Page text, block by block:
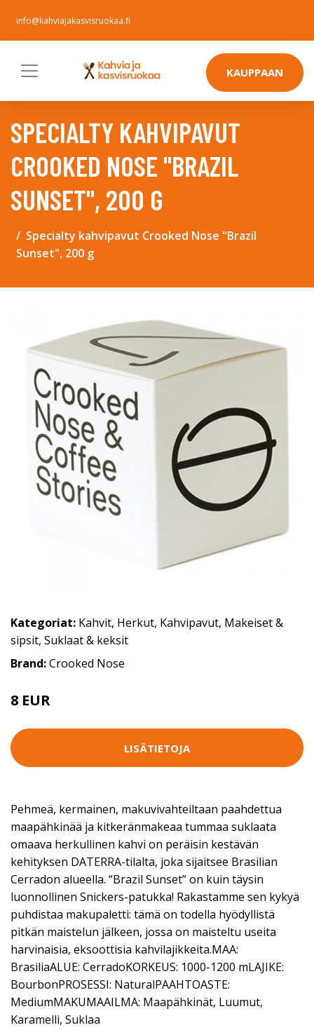
info@kahviajakasvisruokaa.fi
KAUPPAAN
SPECIALTY KAHVIPAVUT
CROOKED NOSE "BRAZIL
SUNSET", 200 G
Specialty kahvipavut Crooked Nose "Brazil
Sunset", 200 g
Kategoriat: Kahvit, Herkut, Kahvipavut, Makeiset &
sipsit, Suklaat & keksit
Brand:Crooked Nose
8 EUR
LISÄTIETOJA
Pehmeä, kermainen, makuvivahteiltaan paahdettua
maapähkinää ja kitkeränmakeaa tummaa suklaata
omaava herkullinen kahvi on peräisin kestävän
kehityksen DATERRA-tilalta, joka sijaitsee Brasilian
Cerradon alueella. “Brazil Sunset” on kuin täysin
luonnollinen Snickers-patukka! Rakastamme sen kykyä
puhdistaa makupaletti: tämä on todella hyödyllistä
pitkän maistelun jälkeen, jossa on maisteltu useita
harvinaisia, eksoottisia kahvilajikkeita.MAA:
BrasiliaALUE: CerradoKORKEUS: 1000-1200 mLAJIKE:
BourbonPROSESSI: NaturalPAAHTOASTE:
MediumMAKUMAAILMA: Maapähkinät, Luumut,
Karamelli, Suklaa